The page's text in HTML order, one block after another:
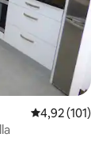
4,92 de uma
4,92 (101)